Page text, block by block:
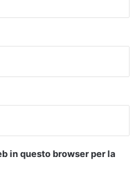
Dabaa è arrivato nel
progetto energetico
in questo browser per la